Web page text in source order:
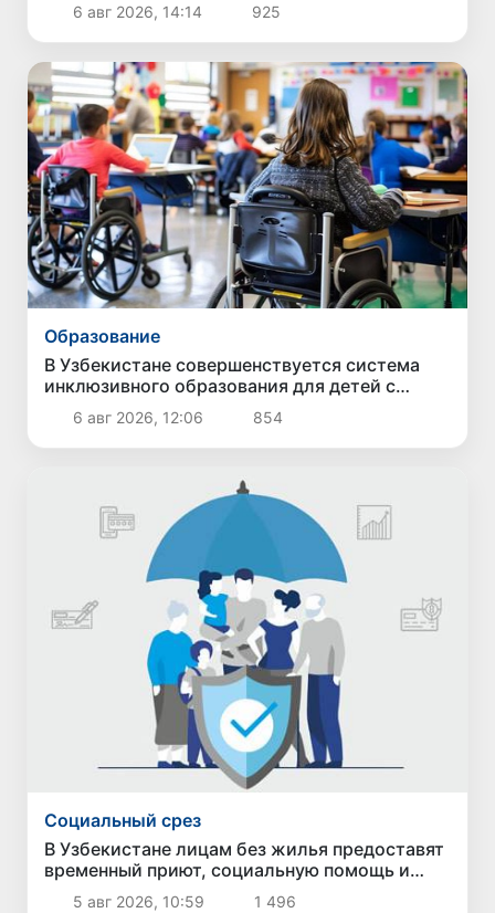
6 авг 2026, 14:14 925
Образование
В Узбекистане совершенствуется система
инклюзивного образования для детей с
особыми образовательными потребностями
6 авг 2026, 12:06 854
Социальный срез
В Узбекистане лицам без жилья предоставят
временный приют, социальную помощь и
возможность трудоустройства
5 авг 2026, 10:59 1 496